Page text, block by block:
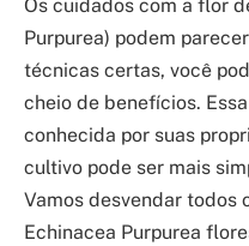
Os cuidados com a flor
Purpurea) podem
técnicas certas, você
cheio de benefícios.
conhecida por suas
cultivo pode ser mais
Vamos desvendar todos
Echinacea Purpurea